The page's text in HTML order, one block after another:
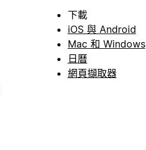
下載
iOS 與 Android
Mac 和 Windows
日曆
網頁擷取器